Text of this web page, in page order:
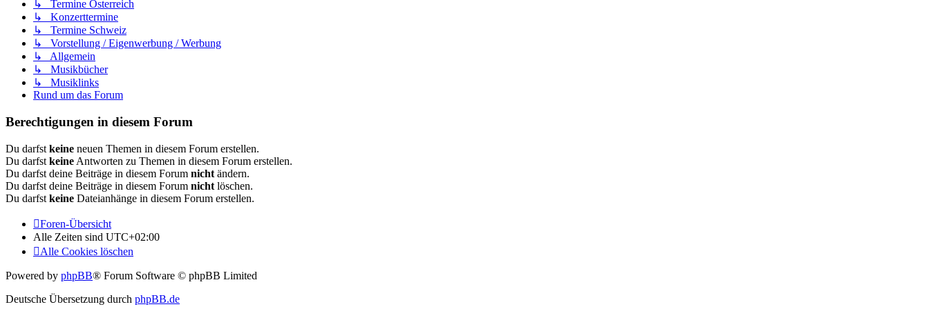
↳ Termine Österreich
↳ Konzerttermine
↳ Termine Schweiz
↳ Vorstellung / Eigenwerbung / Werbung
↳ Allgemein
↳ Musikbücher
↳ Musiklinks
Rund um das Forum
Berechtigungen in diesem Forum
Du darfst keine neuen Themen in diesem Forum erstellen.
Du darfst keine Antworten zu Themen in diesem Forum erstellen.
Du darfst deine Beiträge in diesem Forum nicht ändern.
Du darfst deine Beiträge in diesem Forum nicht löschen.
Du darfst keine Dateianhänge in diesem Forum erstellen.
Foren-Übersicht
Alle Zeiten sind UTC+02:00
Alle Cookies löschen
Powered by phpBB® Forum Software © phpBB Limited
Deutsche Übersetzung durch phpBB.de